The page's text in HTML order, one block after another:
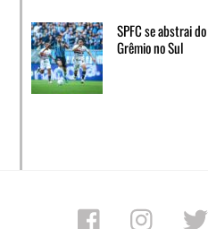
SPFC se abstrai
Grêmio no Sul
Facebook